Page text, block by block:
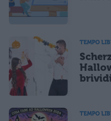
Acconsento all'uso dei miei
marketing diretto con
TEMPO
TEMPO